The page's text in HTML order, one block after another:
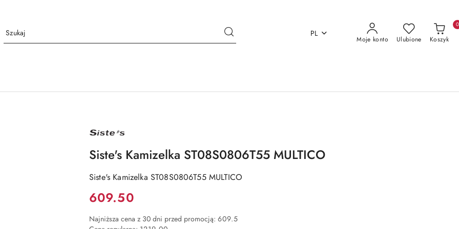
PL
Moje konto Ulubione Koszyk
0
NAZWA
PRODUCENTA:
Siste's Kamizelka ST08S0806T55 MULTICO
Siste's Kamizelka ST08S0806T55 MULTICO
Cena:
609.50
Najniższa cena z 30 dni przed promocją: 609.5